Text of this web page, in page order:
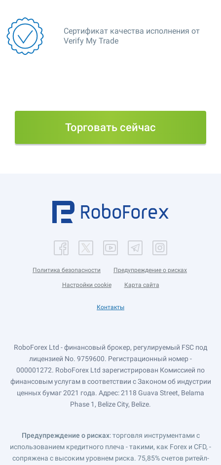
Сертификат качества исполнения от
Verify My Trade
Торговать сейчас
Политика безопасности Предупреждение о рисках
Настройки cookie Карта сайта
Контакты
RoboForex Ltd - финансовый брокер, регулируемый FSC под
лицензией No. 9759600. Регистрационный номер -
000001272. RoboForex Ltd зарегистрирован Комиссией по
финансовым услугам в соответствии с Законом об индустрии
ценных бумаг 2021 года. Адрес: 2118 Guava Street, Belama
Phase 1, Belize City, Belize.
Предупреждение о рисках: торговля инструментами с
использованием кредитного плеча - такими, как Forex и CFD, -
сопряжена с высоким уровнем риска. 75,85% счетов ритейл-